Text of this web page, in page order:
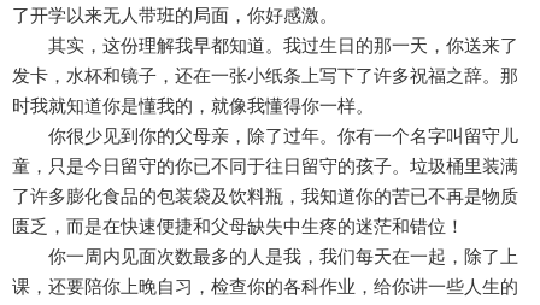
了开学以来无人带班的局面，你好感激。
其实，这份理解我早都知道。我过生日的那一天，你送来了
发卡，水杯和镜子，还在一张小纸条上写下了许多祝福之辞。那
时我就知道你是懂我的，就像我懂得你一样。
你很少见到你的父母亲，除了过年。你有一个名字叫留守儿
童，只是今日留守的你已不同于往日留守的孩子。垃圾桶里装满
了许多膨化食品的包装袋及饮料瓶，我知道你的苦已不再是物质
匮乏，而是在快速便捷和父母缺失中生疼的迷茫和错位！
你一周内见面次数最多的人是我，我们每天在一起，除了上
课，还要陪你上晚自习，检查你的各科作业，给你讲一些人生的